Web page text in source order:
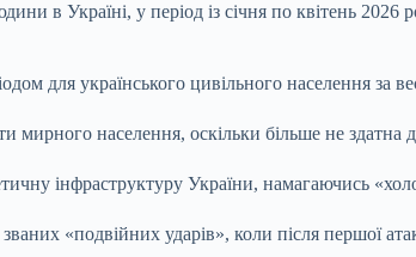
в Україні, у період із січня по квітень 2026
для українського цивільного населення за
населення, оскільки більше не здатна
інфраструктуру України, намагаючись
«подвійних ударів», коли після першої